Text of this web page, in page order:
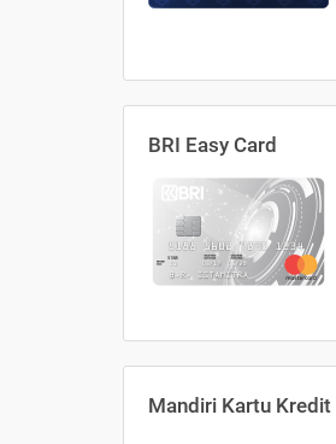
BRI Easy Card
Mandiri Kartu Kredit